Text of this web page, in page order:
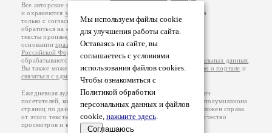
Мы используем файлы cookie
для улучшения работы сайта.
Оставаясь на сайте, вы
соглашаетесь с условиями
использования файлов cookies.
Чтобы ознакомиться с
Политикой обработки
персональных данных и файлов
cookie, нажмите здесь.
Соглашаюсь
Все авторские права на произведения принадлежат авторам
и охраняются законом
. Перепечатка произведений возможна
только с согласия его автора, к которому вы можете
обратиться на его авторской странице. Ответственность за
тексты произведений авторы несут самостоятельно на
основанииправил публикацииизаконодательства
Российской Федерации
обрабатываются на основанииПолитики обработки персональных данных
Вы также можете посмотреть более подробнуюинформацию о портале и
связаться с администрацией
Ежедневная аудитория портала Проза.ру – порядка 100 тысяч
посетителей, которые в общей сумме просматривают более полумиллиона
страниц по данным счетчика посещаемости, который расположен справа
от этого текста. В каждой графе указано по две цифры: количество
просмотров и количество посетителей.